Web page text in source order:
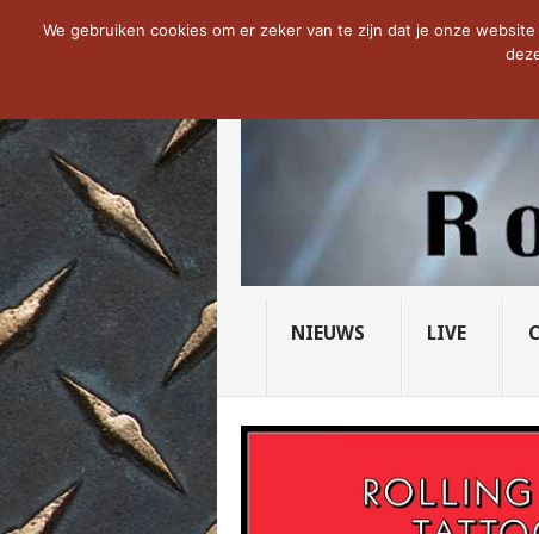
NOW TRENDING: THE VICIOUS HEAD
NIEUWS LIVE
We gebruiken cookies om er zeker van te zijn dat je onze